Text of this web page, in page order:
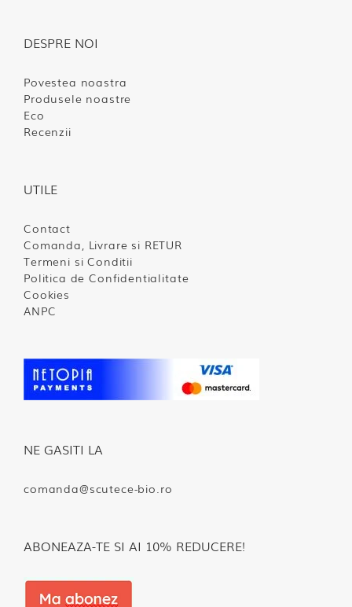
DESPRE NOI
Povestea noastra
Produsele noastre
Eco
Recenzii
UTILE
Contact
Comanda, Livrare si RETUR
Termeni si Conditii
Politica de Confidentialitate
Cookies
ANPC
NE GASITI LA
comanda@scutece-bio.ro
ABONEAZA-TE SI AI 10% REDUCERE!